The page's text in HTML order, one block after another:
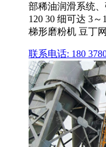
部稀油润滑系统
120 30 细可达 3
梯形磨粉机 豆丁网
联系电话: 180